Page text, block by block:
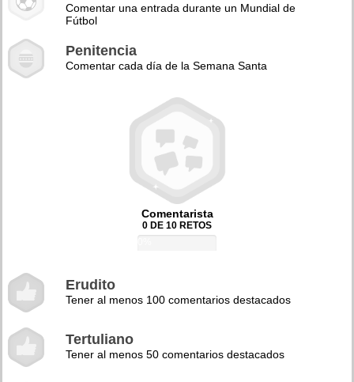
Comentar una entrada durante un Mundial de
Fútbol
Penitencia
Comentar cada día de la Semana Santa
Comentarista
0 DE 10 RETOS
Erudito
Tener al menos 100 comentarios destacados
Tertuliano
Tener al menos 50 comentarios destacados